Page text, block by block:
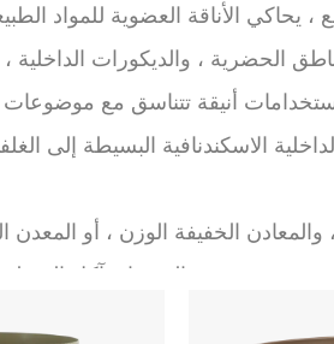
الأناقة العضوية للمواد
الحضرية ، والديكورات الداخلية ،
أنيقة تتناسق مع
الخفيفة الوزن ، أو المعدن
تتضمن تقنية الفرشاة تآكل